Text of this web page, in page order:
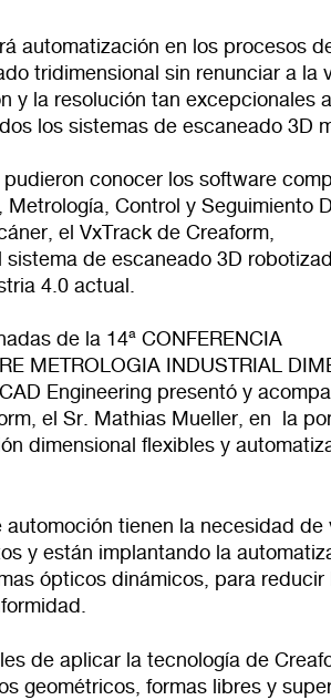
automatización en los procesos
tridimensional sin renunciar a la
y la resolución tan excepcionales
los sistemas de escaneado 3D
conocer los software
Metrología, Control y Seguimiento
el VxTrack de Creaform,
de escaneado 3D
4.0 actual.
de la 14ª CONFERENCIA
METROLOGIA INDUSTRIAL
Engineering presentó y
el Sr. Mathias Mueller, en la
dimensional flexibles y
automoción tienen la necesidad de
y están implantando la
ópticos dinámicos, para reducir
de aplicar la tecnología de
geométricos, formas libres y